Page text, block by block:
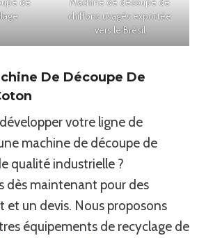
chiffons usagés exportée
vers le Brésil
De Découpe De
votre ligne de
machine de découpe de
qualité industrielle ?
dès maintenant pour des
et un devis. Nous proposons
équipements de recyclage de